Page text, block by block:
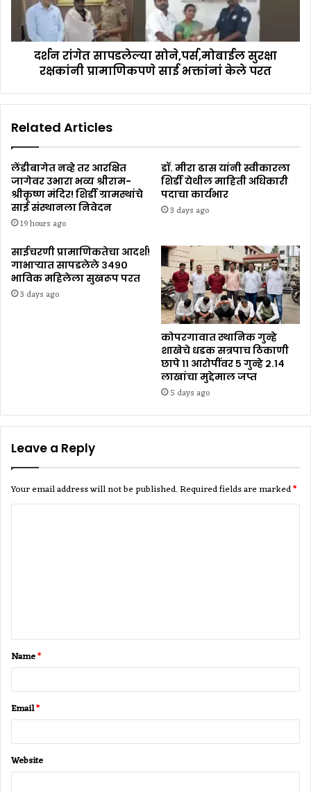
दर्शन रांगेत सापडलेल्या सोने,पर्स,मोबाईल सुरक्षा
रक्षकांनी प्रामाणिकपणे साई भक्तांनां केले परत
Related Articles
लेंडीबागेत नव्हे तर आरक्षित
जागेवर उभारा भव्य श्रीराम-
श्रीकृष्ण मंदिर! शिर्डी ग्रामस्थांचे
साई संस्थानला निवेदन
19 hours ago
डॉ. मीरा ढास यांनी स्वीकारला
शिर्डी येथील माहिती अधिकारी
पदाचा कार्यभार
3 days ago
साईचरणी प्रामाणिकतेचा आदर्श!
गाभाऱ्यात सापडलेले ३४९०
भाविक महिलेला सुखरूप परत
3 days ago
कोपरगावात स्थानिक गुन्हे
शाखेचे धडक सत्रपाच ठिकाणी
छापे ११ आरोपींवर ५ गुन्हे २.१४
लाखांचा मुद्देमाल जप्त
5 days ago
Leave a Reply
Your email address will not be published.Required fields are marked*
t
*
Name*
Email*
Website